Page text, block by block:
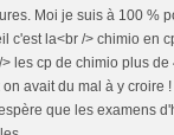
Moi je suis à 100 %
c'est la<br /> chimio en
les cp de chimio plus
avait du mal à y croire
que les examens